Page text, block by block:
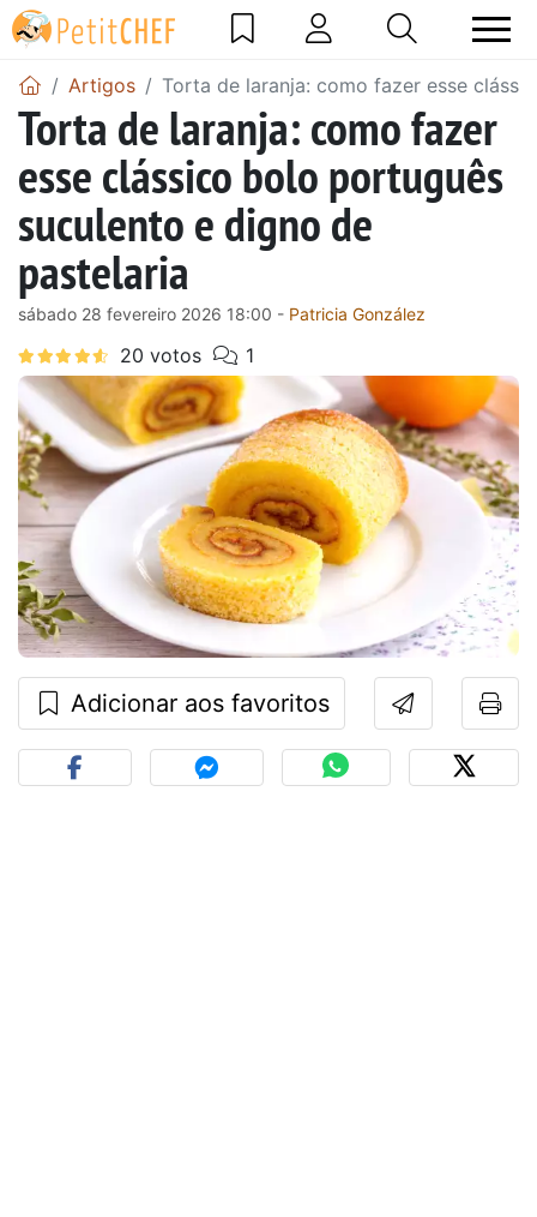
Artigos Torta de laranja: como fazer esse
Torta de laranja: como fazer
esse clássico bolo português
suculento e digno de
pastelaria
sábado 28 fevereiro 2026 18:00 - Patricia González
Adicionar aos favoritos